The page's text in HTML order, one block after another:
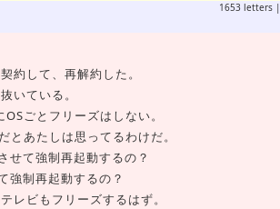
1653 letters |
約して、再解約した。
いている。
ごとフリーズはしない。
あたしは思ってるわけだ。
せて強制再起動するの？
強制再起動するの？
ビもフリーズするはず。